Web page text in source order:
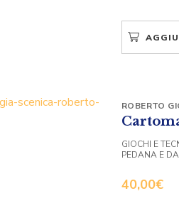
40,00€
ROBERTO
GIOCHI E
PEDANA E